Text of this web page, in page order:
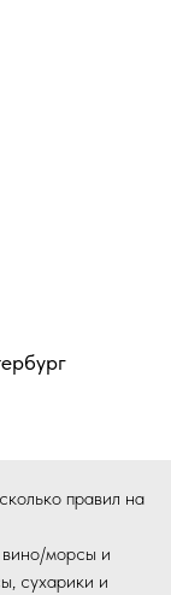
правил на
морсы и
сухарики и